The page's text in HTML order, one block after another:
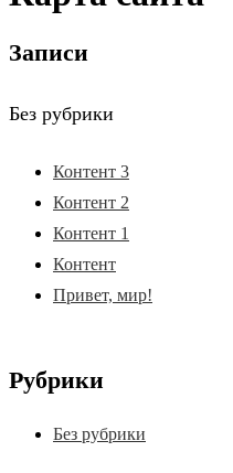
Записи
Без рубрики
Контент 3
Контент 2
Контент 1
Контент
Привет, мир!
Рубрики
Без рубрики